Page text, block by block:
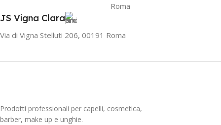
Roma
JS Vigna Clara
Via di Vigna Stelluti 206, 00191 Roma
Prodotti professionali per capelli, cosmetica,
barber, make up e unghie.